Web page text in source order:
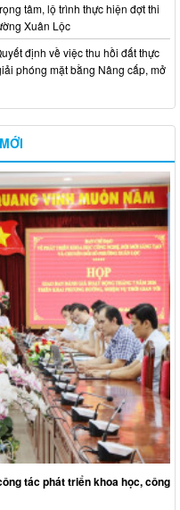
tâm, lộ trình thực hiện đợt thi
Xuân Lộc
định về việc thu hồi đất thực
phóng mặt bằng Nâng cấp, mở
tác phát triển khoa học, công